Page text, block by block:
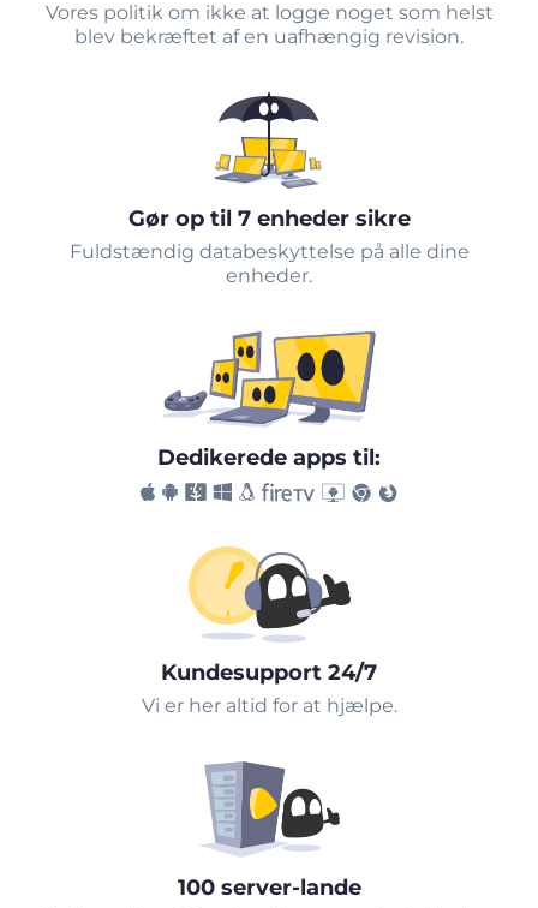
Vores politik om ikke at logge noget som helst
blev bekræftet af en uafhængig revision.
Gør op til 7 enheder sikre
Fuldstændig databeskyttelse på alle dine
enheder.
Dedikerede apps til:
Kundesupport 24/7
Vi er her altid for at hjælpe.
100 server-lande